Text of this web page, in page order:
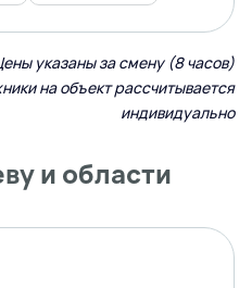
указаны за смену (8 часов)
на объект рассчитывается
индивидуально
и области